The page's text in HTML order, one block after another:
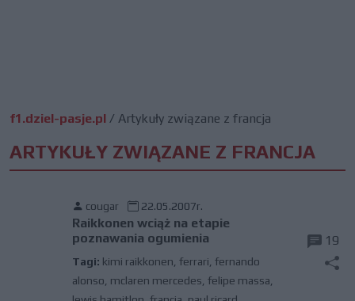
f1.dziel-pasje.pl / Artykuły związane z francja
ARTYKUŁY ZWIĄZANE Z FRANCJA
cougar 22.05.2007r.
Raikkonen wciąż na etapie
poznawania ogumienia
Tagi: kimi raikkonen ferrari fernando
alonso mclaren mercedes felipe massa
19